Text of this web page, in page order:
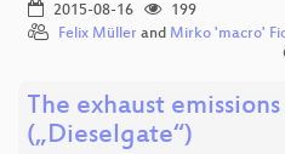
2015-08-16
199
Felix Müller and Mirko 'macro'
The exhaust
(„Dieselgate“)